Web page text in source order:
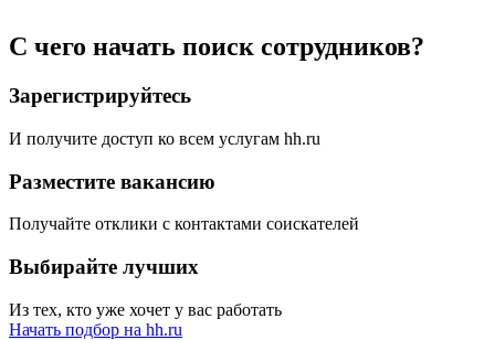
С чего начать поиск сотрудников?
Зарегистрируйтесь
И получите доступ ко всем услугам hh.ru
Разместите вакансию
Получайте отклики с контактами соискателей
Выбирайте лучших
Из тех, кто уже хочет у вас работать
Начать подбор на hh.ru